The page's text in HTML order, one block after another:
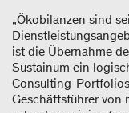
„Ökobilanzen sind
ist die Übernahme
Sustainum ein
Consulting-
Geschäftsführer von